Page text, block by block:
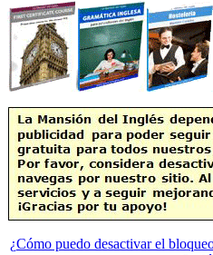
¿Cómo puedo desactivar el